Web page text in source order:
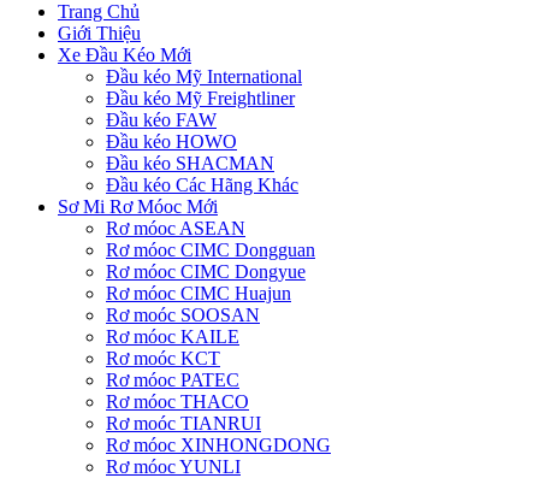
Trang Chủ
Giới Thiệu
Xe Đầu Kéo Mới
Đầu kéo Mỹ International
Đầu kéo Mỹ Freightliner
Đầu kéo FAW
Đầu kéo HOWO
Đầu kéo SHACMAN
Đầu kéo Các Hãng Khác
Sơ Mi Rơ Móoc Mới
Rơ móoc ASEAN
Rơ móoc CIMC Dongguan
Rơ móoc CIMC Dongyue
Rơ móoc CIMC Huajun
Rơ moóc SOOSAN
Rơ móoc KAILE
Rơ moóc KCT
Rơ móoc PATEC
Rơ móoc THACO
Rơ moóc TIANRUI
Rơ móoc XINHONGDONG
Rơ móoc YUNLI